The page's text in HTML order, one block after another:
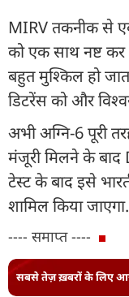
MIRV तकनीक से
को एक साथ नष्ट
बहुत मुश्किल हो
डिटरेंस को और
अभी अग्नि-6 पूरी
मंजूरी मिलने के
टेस्ट के बाद इसे
शामिल किया जाएगा.
---- समाप्त ----
सबसे तेज़ ख़बरों के लिए